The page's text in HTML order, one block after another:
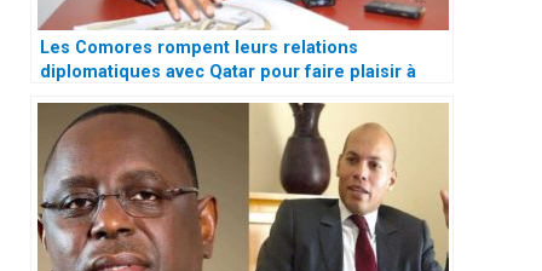
Les Comores rompent leurs relations
diplomatiques avec Qatar pour faire plaisir à